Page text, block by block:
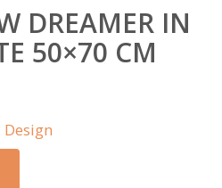
DREAMER IN
50×70 CM
Design